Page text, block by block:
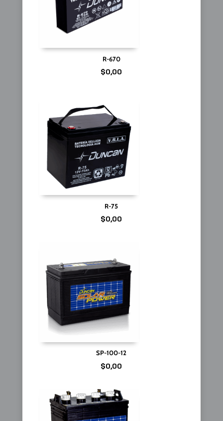
R-670
$0,00
R-75
$0,00
SP-100-12
$0,00